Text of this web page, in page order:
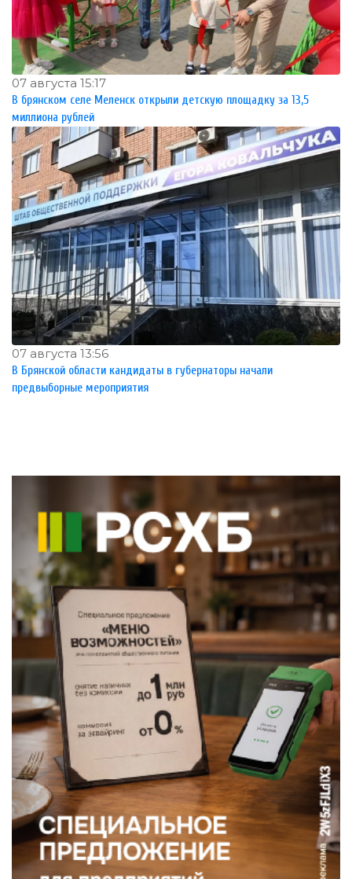
07 августа 15:17
В брянском селе Меленск открыли детскую площадку за 13,5
миллиона рублей
07 августа 13:56
В Брянской области кандидаты в губернаторы начали
предвыборные мероприятия